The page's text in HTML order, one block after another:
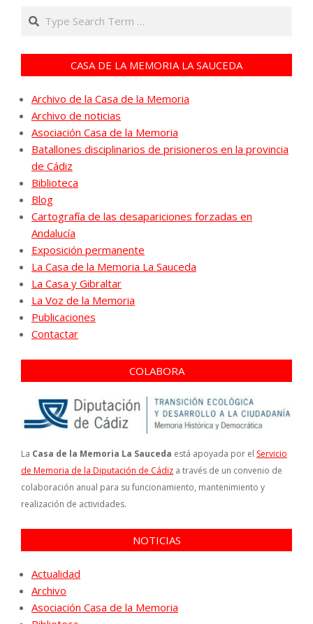
Search
CASA DE LA MEMORIA LA SAUCEDA
Archivo de la Casa de la Memoria
Archivo de noticias
Asociación Casa de la Memoria
Batallones disciplinarios de prisioneros en la provincia
de Cádiz
Biblioteca
Blog
Cartografía de las desapariciones forzadas en
Andalucía
Exposición permanente
La Casa de la Memoria La Sauceda
La Casa y Gibraltar
La Voz de la Memoria
Publicaciones
Contactar
COLABORA
La Casa de la Memoria La Sauceda está apoyada por el Servicio
de Memoria de la Diputación de Cádiz a través de un convenio de
colaboración anual para su funcionamiento, mantenimiento y
realización de actividades.
NOTICIAS
Actualidad
Archivo
Asociación Casa de la Memoria